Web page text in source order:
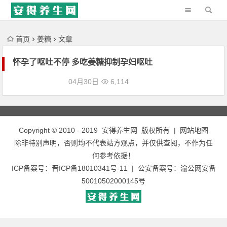
'); })();
首页 姜糖 文章
怀孕了呕吐不停 多吃姜糖抑制孕妇呕吐
04月30日 6,114
Copyright © 2010 - 2019 安得养生网 版权所有 |
网站地图
除非特别声明，否则均不代表站方观点，并仅供查阅，不作为任
何参考依据！
ICP备案号： 晋ICP备18010341号-11 | 公安备案号： 渝公网安备
50010502000145号